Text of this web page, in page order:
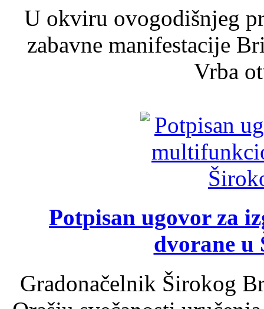
U okviru ovogodišnjeg
zabavne manifestacije
Vrba
Potpisan ugovor za
dvorane u
Gradonačelnik Širokog